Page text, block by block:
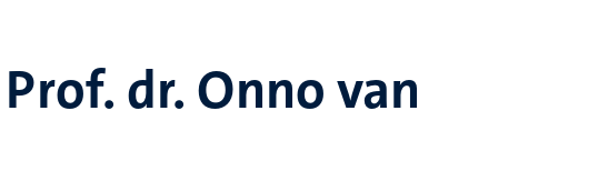
dr. Onno van